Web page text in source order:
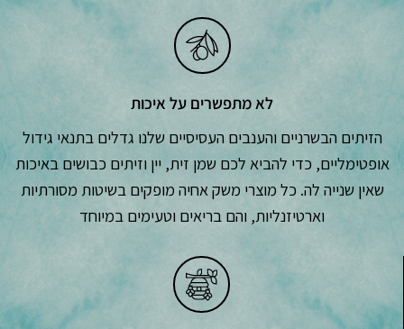
לא מתפשרים על איכות
הזיתים הבשרניים והענבים העסיסיים שלנו גדלים בתנאי גידול
אופטימליים, כדי להביא לכם שמן זית, יין וזיתים כבושים באיכות
שאין שנייה לה. כל מוצרי משק אחיה מופקים בשיטות מסורתיות
וארטיזנליות, והם בריאים וטעימים במיוחד